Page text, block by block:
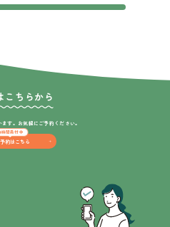
こちらから
す。 お気軽にご予約ください。
時間受付中
約はこちら